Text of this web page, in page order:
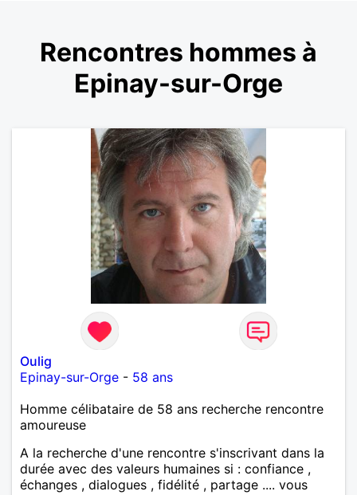
Rencontres hommes à
Epinay-sur-Orge
Oulig
Epinay-sur-Orge - 58 ans
Homme célibataire de 58 ans recherche rencontre
amoureuse
A la recherche d'une rencontre s'inscrivant dans la
durée avec des valeurs humaines si : confiance ,
échanges , dialogues , fidélité , partage .... vous